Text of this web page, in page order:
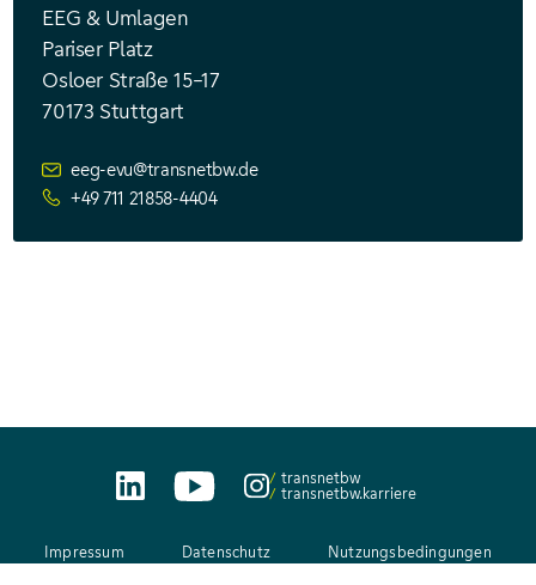
EEG & Umlagen
Pariser Platz
Osloer Straße 15–17
70173 Stuttgart
eeg-evu@transnetbw.de
+49 711 21858-4404
transnetbw
transnetbw.karriere
Impressum Datenschutz Nutzungsbedingungen